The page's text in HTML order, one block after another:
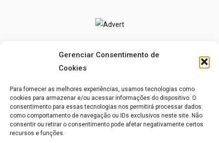
Gerenciar Consentimento de
Cookies
Para fornecer as melhores experiências, usamos tecnologias como
cookies para armazenar e/ou acessar informações do dispositivo. O
consentimento para essas tecnologias nos permitirá processar dados
como comportamento de navegação ou IDs exclusivos neste site. Não
consentir ou retirar o consentimento pode afetar negativamente certos
recursos e funções.